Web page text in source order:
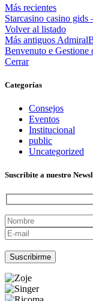
Más recientes
Starcasino casino gids
Volver al listado
Más antiguos
Benvenuto e Gestione
Cerrar
Categorías
Consejos
Eventos
Institucional
public
Uncategorized
Suscribite a nuestro